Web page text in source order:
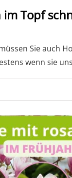
Topf
Sie auch
wenn sie